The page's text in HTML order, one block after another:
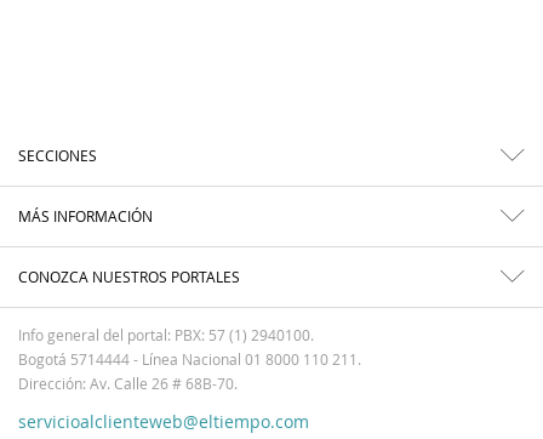
SECCIONES
MÁS INFORMACIÓN
CONOZCA NUESTROS PORTALES
Info general del portal: PBX: 57 (1) 2940100.
Bogotá 5714444 - Línea Nacional 01 8000 110 211.
Dirección: Av. Calle 26 # 68B-70.
servicioalclienteweb@eltiempo.com